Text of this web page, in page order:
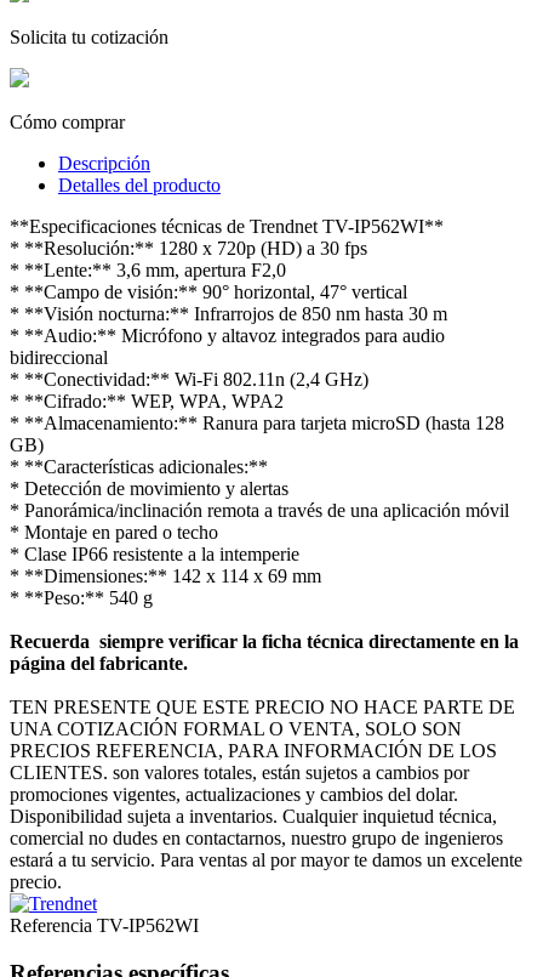
Solicita tu cotización
Cómo comprar
Descripción
Detalles del producto
**Especificaciones técnicas de Trendnet TV-IP562WI**
* **Resolución:** 1280 x 720p (HD) a 30 fps
* **Lente:** 3,6 mm, apertura F2,0
* **Campo de visión:** 90° horizontal, 47° vertical
* **Visión nocturna:** Infrarrojos de 850 nm hasta 30 m
* **Audio:** Micrófono y altavoz integrados para audio
bidireccional
* **Conectividad:** Wi-Fi 802.11n (2,4 GHz)
* **Cifrado:** WEP, WPA, WPA2
* **Almacenamiento:** Ranura para tarjeta microSD (hasta 128
GB)
* **Características adicionales:**
* Detección de movimiento y alertas
* Panorámica/inclinación remota a través de una aplicación móvil
* Montaje en pared o techo
* Clase IP66 resistente a la intemperie
* **Dimensiones:** 142 x 114 x 69 mm
* **Peso:** 540 g
Recuerda siempre verificar la ficha técnica directamente en la
página del fabricante.
TEN PRESENTE QUE ESTE PRECIO NO HACE PARTE DE
UNA COTIZACIÓN FORMAL O VENTA, SOLO SON
PRECIOS REFERENCIA, PARA INFORMACIÓN DE LOS
CLIENTES. son valores totales, están sujetos a cambios por
promociones vigentes, actualizaciones y cambios del dolar.
Disponibilidad sujeta a inventarios. Cualquier inquietud técnica,
comercial no dudes en contactarnos, nuestro grupo de ingenieros
estará a tu servicio. Para ventas al por mayor te damos un excelente
precio.
Referencia TV-IP562WI